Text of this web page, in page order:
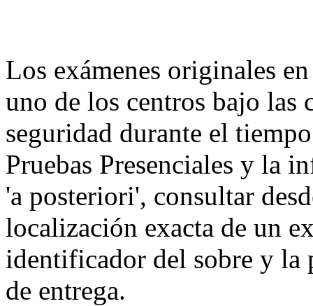
Los exámenes originales
uno de los centros bajo las
seguridad durante el
Pruebas Presenciales y la
'a posteriori', consultar
localización exacta de un
identificador del sobre y la
de entrega.